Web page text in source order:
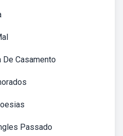
De Casamento
Passado